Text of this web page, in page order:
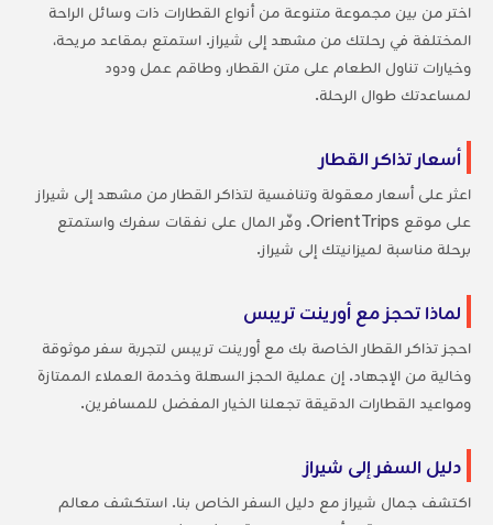
اختر من بين مجموعة متنوعة من أنواع القطارات ذات وسائل الراحة
المختلفة في رحلتك من مشهد إلى شيراز. استمتع بمقاعد مريحة،
وخيارات تناول الطعام على متن القطار، وطاقم عمل ودود
لمساعدتك طوال الرحلة.
أسعار تذاكر القطار
اعثر على أسعار معقولة وتنافسية لتذاكر القطار من مشهد إلى شيراز
على موقع OrientTrips. وفّر المال على نفقات سفرك واستمتع
برحلة مناسبة لميزانيتك إلى شيراز.
لماذا تحجز مع أورينت تريبس
احجز تذاكر القطار الخاصة بك مع أورينت تريبس لتجربة سفر موثوقة
وخالية من الإجهاد. إن عملية الحجز السهلة وخدمة العملاء الممتازة
ومواعيد القطارات الدقيقة تجعلنا الخيار المفضل للمسافرين.
دليل السفر إلى شيراز
اكتشف جمال شيراز مع دليل السفر الخاص بنا. استكشف معالم